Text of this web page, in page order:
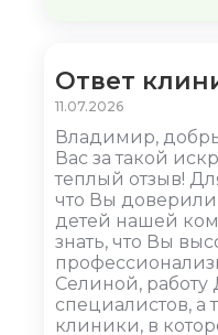
Ответ
11.07.2026
Владимир,
Вас за такой
теплый отзыв!
что Вы доверили
детей нашей
знать, что Вы
Селиной,
специалистов, а
клиники, в